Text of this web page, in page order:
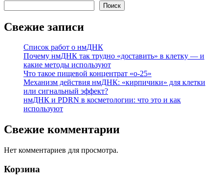
Поиск
Свежие записи
Список работ о нмДНК
Почему нмДНК так трудно «доставить» в клетку — и
какие методы используют
Что такое пищевой концентрат «о-25»
Механизм действия нмДНК: «кирпичики» для клетки
или сигнальный эффект?
нмДНК и PDRN в косметологии: что это и как
используют
Свежие комментарии
Нет комментариев для просмотра.
Корзина